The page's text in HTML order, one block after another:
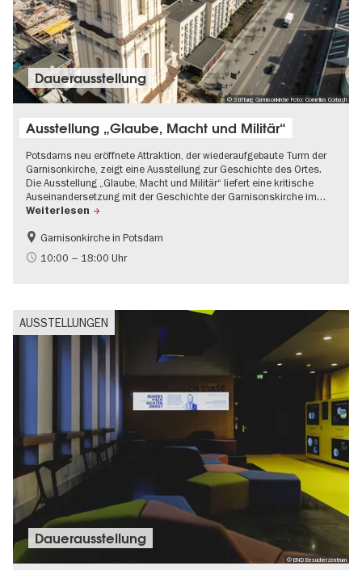
© Stiftung Garnisonkirche Foto: Cornelius Corbach
Dauer­aus­stel­lung
Ausstellung „Glaube, Macht und Militär“
Potsdams neu eröffnete Attraktion, der wiederaufgebaute Turm der
Garnisonkirche, zeigt eine Ausstellung zur Geschichte des Ortes.
Die Ausstellung „Glaube, Macht und Militär“ liefert eine kritische
Auseinandersetzung mit der Geschichte der Garnisonskirche im…
Weiterlesen
Geschichte
Brandenburg
Garnisonkirche in Potsdam
10:00 – 18:00 Uhr
AUSSTELLUNGEN
© BND Besucherzentrum
Dauer­aus­stel­lung